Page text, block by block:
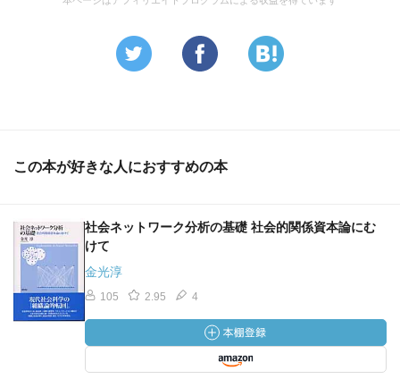
この本が好きな人におすすめの本
社会ネットワーク分析の基礎 社会的関係資本論にむ
けて
金光淳
105 2.95 4